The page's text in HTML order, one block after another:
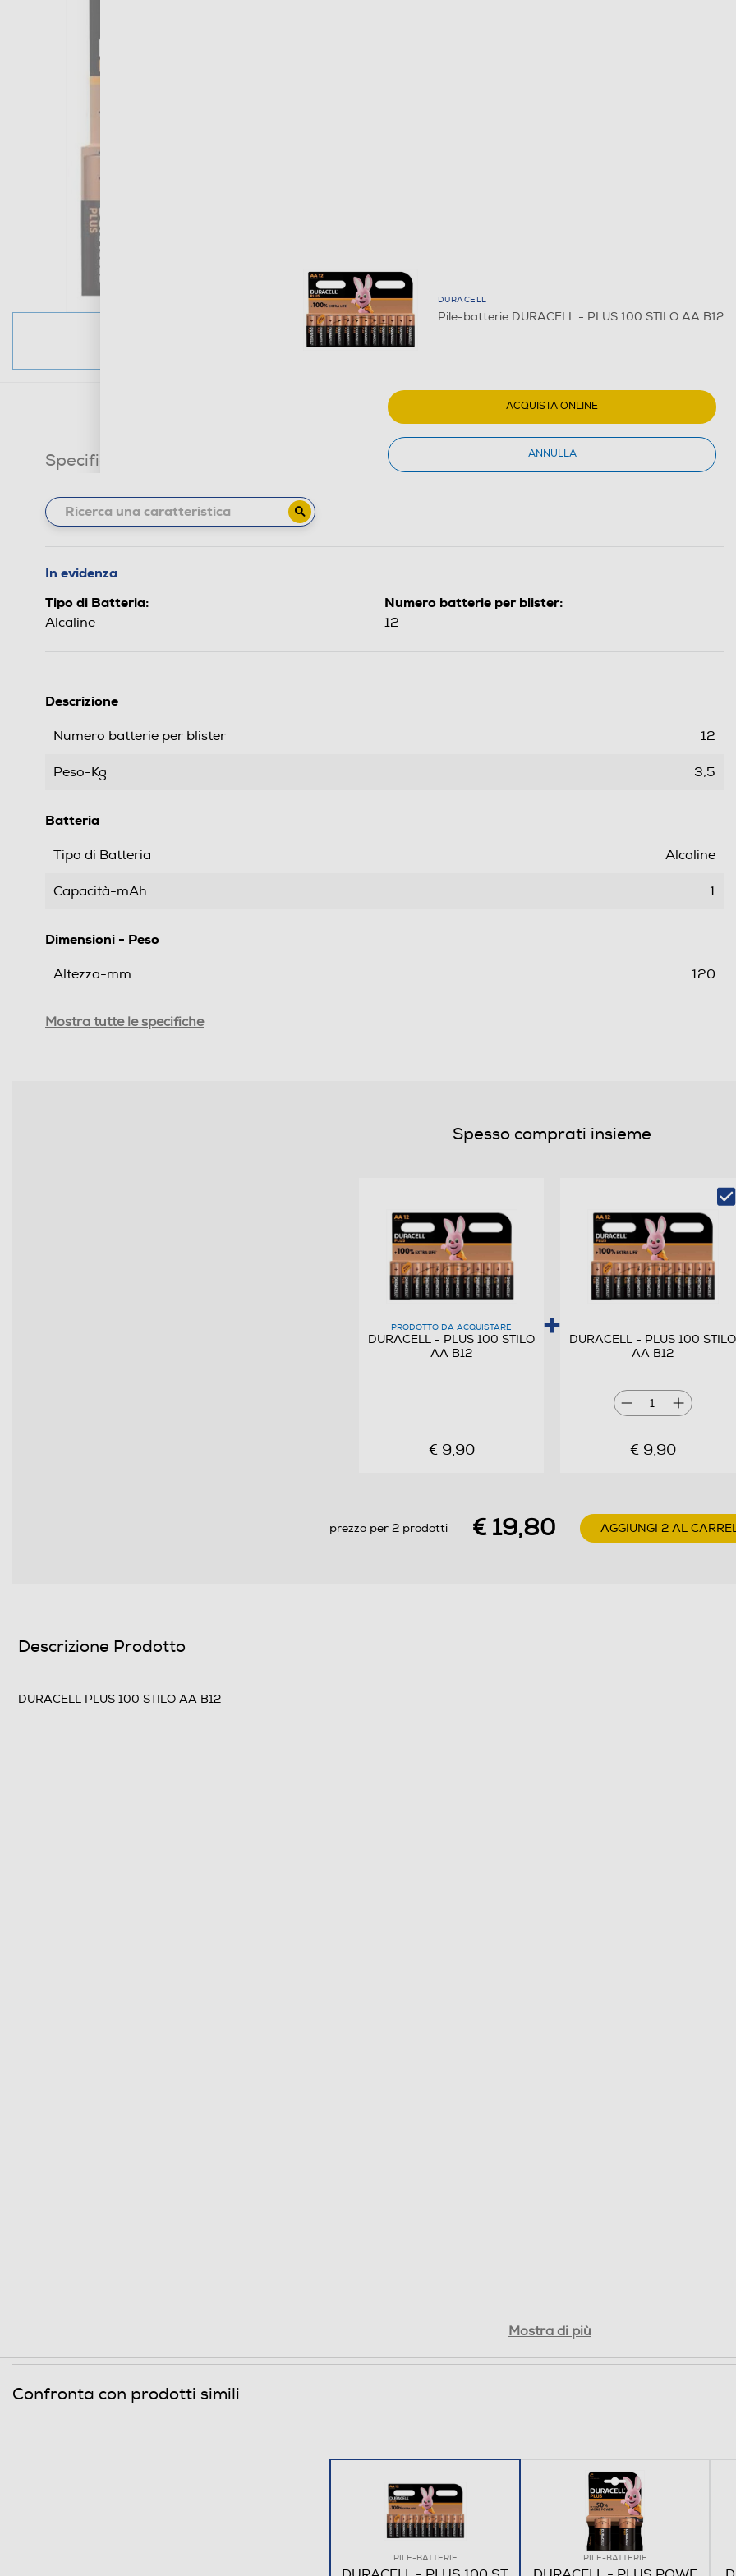
Specifiche tecniche
In evidenza
Tipo di Batteria:
Alcaline
Numero batterie per blister:
12
Descrizione
Numero batterie per blister 12
Peso-Kg 3,5
Batteria
Tipo di Batteria Alcaline
Capacità-mAh 1
Dimensioni - Peso
Altezza-mm 120
Mostra tutte le specifiche
Spesso comprati insieme
PRODOTTO DA ACQUISTARE
DURACELL - PLUS 100 STILO
AA B12
€ 9,90
DURACELL - PLUS 100 STILO
AA B12
1
€ 9,90
prezzo per 2 prodotti € 19,80 AGGIUNGI 2 AL
Descrizione Prodotto
DURACELL PLUS 100 STILO AA B12
Mostra di più
Confronta con prodotti simili
PILE-BATTERIE PILE-BATTERIE
DURACELL
Pile-batterie DURACELL - PLUS 100 STILO AA B12
ACQUISTA ONLINE
ANNULLA